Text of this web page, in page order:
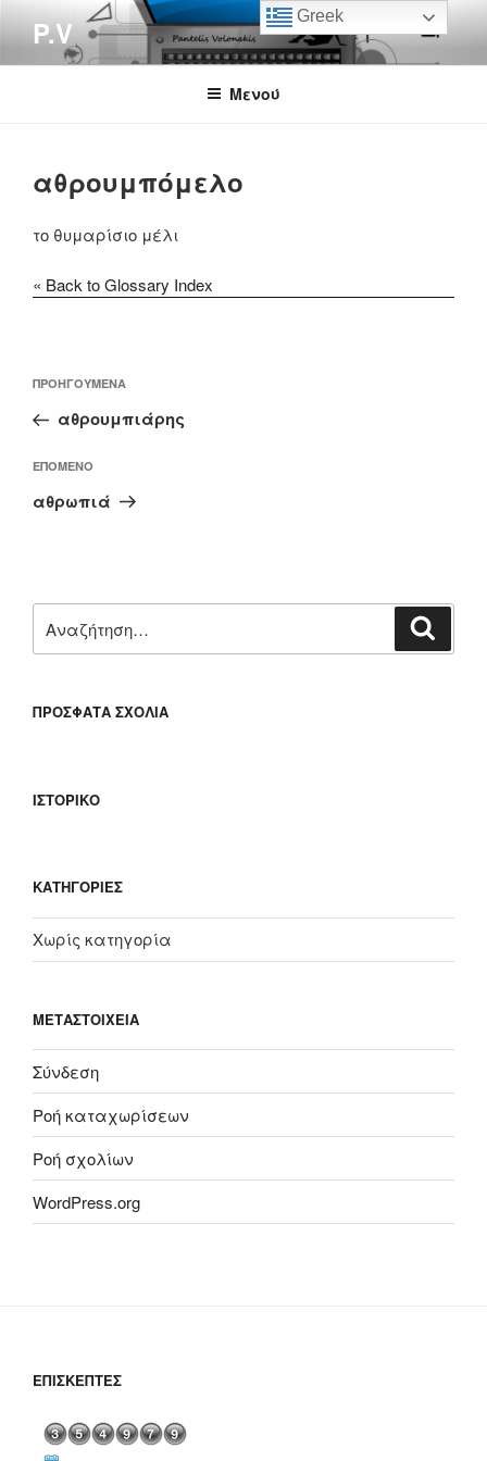
περιεχόμενο
P.V
Μενού
αθρουμπόμελο
το θυμαρίσιο μέλι
« Back to Glossary Index
άρθρων
Προηγούμενο
άρθρο
ΠΡΟΗΓΟΎΜΕΝΑ
αθρουμπιάρης
Επόμενο
άρθρο
ΕΠΌΜΕΝΟ
αθρωπιά
για:
ΠΡΌΣΦΑΤΑ ΣΧΌΛΙΑ
ΙΣΤΟΡΙΚΌ
KΑΤΗΓΟΡΊΕΣ
Χωρίς κατηγορία
ΜΕΤΑΣΤΟΙΧΕΊΑ
Σύνδεση
Ροή καταχωρίσεων
Ροή σχολίων
WordPress.org
ΕΠΙΣΚΈΠΤΕΣ
Greek